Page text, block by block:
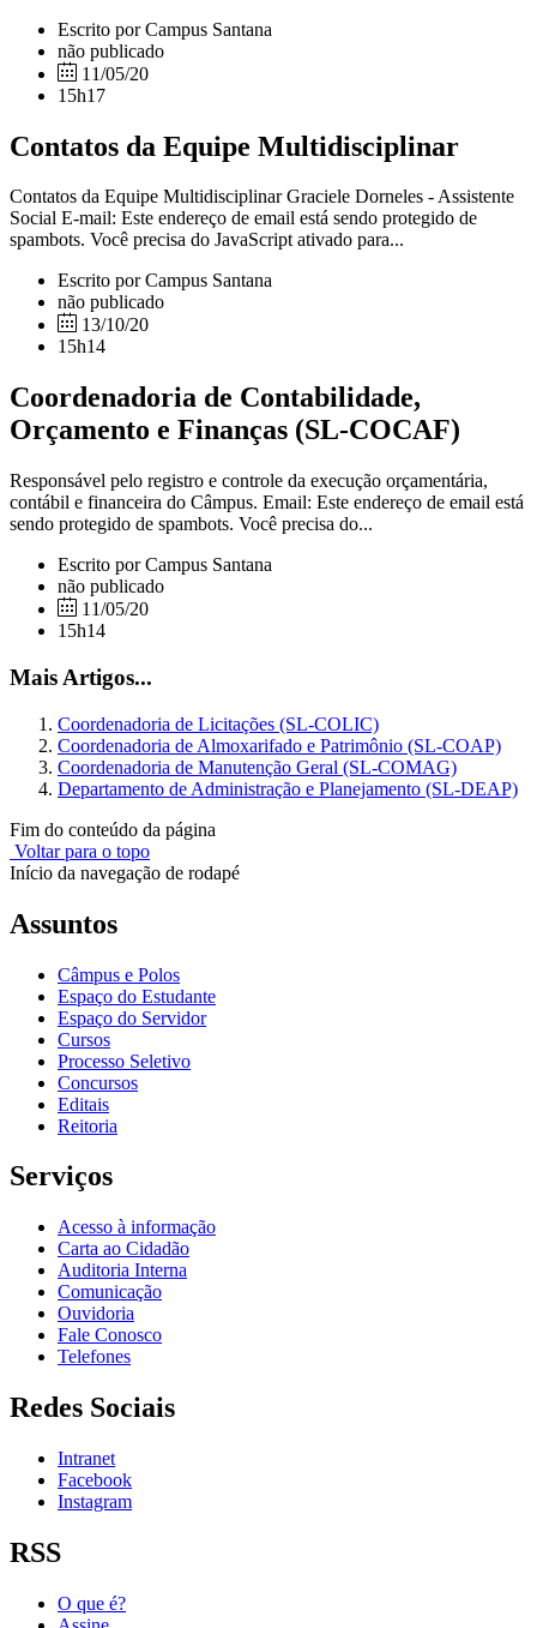
Escrito por Campus Santana
não publicado
11/05/20
15h17
Contatos da Equipe Multidisciplinar
Contatos da Equipe Multidisciplinar Graciele Dorneles - Assistente
Social E-mail: Este endereço de email está sendo protegido de
spambots. Você precisa do JavaScript ativado para...
Escrito por Campus Santana
não publicado
13/10/20
15h14
Coordenadoria de Contabilidade,
Orçamento e Finanças (SL-COCAF)
Responsável pelo registro e controle da execução orçamentária,
contábil e financeira do Câmpus. Email: Este endereço de email está
sendo protegido de spambots. Você precisa do...
Escrito por Campus Santana
não publicado
11/05/20
15h14
Mais Artigos...
Coordenadoria de Licitações (SL-COLIC)
Coordenadoria de Almoxarifado e Patrimônio (SL-COAP)
Coordenadoria de Manutenção Geral (SL-COMAG)
Departamento de Administração e Planejamento (SL-DEAP)
Fim do conteúdo da página
Voltar para o topo
Início da navegação de rodapé
Assuntos
Câmpus e Polos
Espaço do Estudante
Espaço do Servidor
Cursos
Processo Seletivo
Concursos
Editais
Reitoria
Serviços
Acesso à informação
Carta ao Cidadão
Auditoria Interna
Comunicação
Ouvidoria
Fale Conosco
Telefones
Redes Sociais
Intranet
Facebook
Instagram
RSS
O que é?